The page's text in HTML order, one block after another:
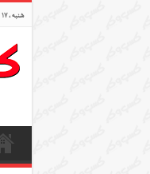
شنبه , ۱۷ مرداد ۱۴۰۵